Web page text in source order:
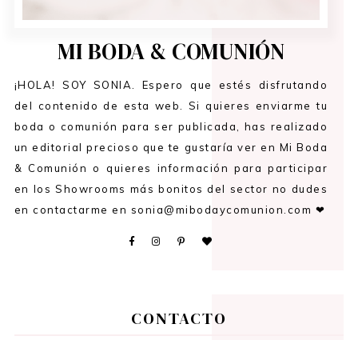
MI BODA & COMUNIÓN
¡HOLA! SOY SONIA. Espero que estés disfrutando
del contenido de esta web. Si quieres enviarme tu
boda o comunión para ser publicada, has realizado
un editorial precioso que te gustaría ver en Mi Boda
& Comunión o quieres información para participar
en los Showrooms más bonitos del sector no dudes
en contactarme en sonia@mibodaycomunion.com ❤
CONTACTO